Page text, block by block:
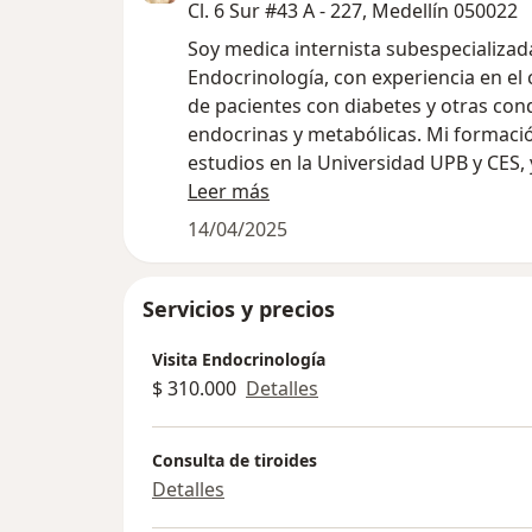
Cl. 6 Sur #43 A - 227, Medellín 050022
Soy medica internista subespecializada en
Endocrinología, con experiencia en el
de pacientes con diabetes y otras
endocrinas y metabólicas. Mi
estudios en la Universidad UPB y CES,
tenido la oportunidad de realizar
clínicas en España y Estados Unidos.
comprometida a proporcionarte la
mejorar tu salud
Leer más
14/04/2025
Servicios y precios
Visita Endocrinología
$ 310.000 Detalles
Consulta de tiroides
Detalles